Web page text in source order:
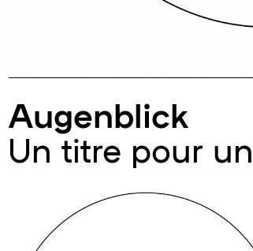
Augenblick
Un titre pour